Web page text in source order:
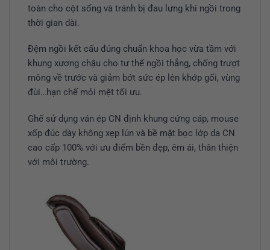
toàn cho cột sống và tránh bị đau lưng khi ngồi trong
thời gian dài.
Đệm ngồi kết cấu đúng chuẩn khoa học vừa tầm với
khung xương chậu cho tư thế ngồi thẳng, chống trượt
mông về trước và giảm bớt sức ép lên khớp gối, vùng
đùi…hạn chế mỏi mệt tối ưu.
Ghế sử dụng ván ép CN định khung cứng cáp, mouse
xốp đúc dày không xẹp lún và bề mặt bọc lớp da CN
cao cấp 100% với ưu điểm bền đẹp, êm ái, thân thiện
với môi trường.